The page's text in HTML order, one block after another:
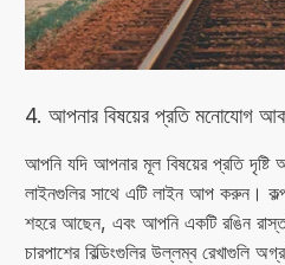
4. আপনার বিষয়ের প্রতি মনোযোগ
আপনি যদি আপনার মূল বিষয়ের প্রতি
লাইনগুলির সাথে এটি লাইন আপ করুন।
শহরে আছেন, এবং আপনি একটি রঙিন
চারপাশের বিল্ডিংগুলির উল্লম্ব রেখাগুলি